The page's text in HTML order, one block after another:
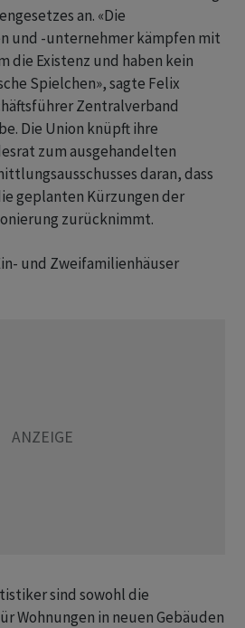
an. «Die
und -unternehmer kämpfen mit
die Existenz und haben kein
Spielchen», sagte Felix
Zentralverband
Die Union knüpft ihre
zum ausgehandelten
daran, dass
geplanten Kürzungen der
zurücknimmt.
und Zweifamilienhäuser
sind sowohl die
Wohnungen in neuen Gebäuden